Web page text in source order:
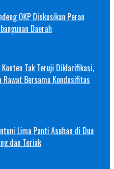
OKP Diskusikan Peran
Daerah
Tak Teruji Diklarifikasi,
Rawat Bersama Kondusifitas
Lima Panti Asuhan di Dua
dan Teriak